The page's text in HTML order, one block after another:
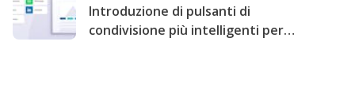
Introduzione di pulsanti di
condivisione più intelligenti per